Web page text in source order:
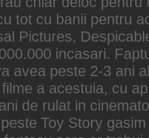
tot cu banii pentru
Pictures,
incasari.
avea peste 2-3 ani
a acestuia, cu
de rulat in
Toy Story